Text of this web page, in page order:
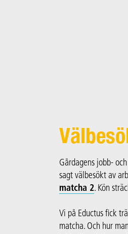
Gårdagens jobb-
sagt välbesökt av
matcha 2. Kön
Vi på Eductus fick
matcha. Och hur